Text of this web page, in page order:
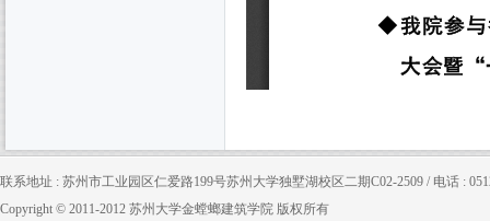
联系地址 : 苏州市工业园区仁爱路199号苏州大学独墅湖校区二期C02-2509 / 电话 :
Copyright © 2011-2012 苏州大学金螳螂建筑学院 版权所有